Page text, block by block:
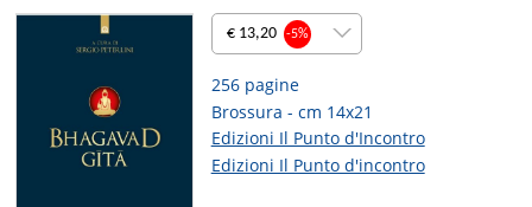
€ 13,20-5%
256 pagine
Brossura - cm 14x21
Edizioni Il Punto d'Incontro
Edizioni Il Punto d'incontro